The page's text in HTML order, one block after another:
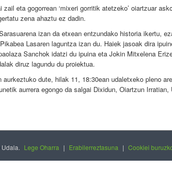
zail eta gogorrean ‘mixeri gorritik atetzeko’ oiartzuar
zena ahaztu ez dadin.
izan da etxean entzundako historia ikertu,
Lasaren laguntza izan du. Haiek jasoak dira
Sanchok idatzi du ipuina eta Jokin Mitxelena
diruz lagundu du proiektua.
aurkeztuko dute, hilak 11, 18:30ean udaletxeko pleno
aurrera egongo da salgai Dixidun, Oiartzun
Lege Oharra | Erabilerreztasuna | Cookiei